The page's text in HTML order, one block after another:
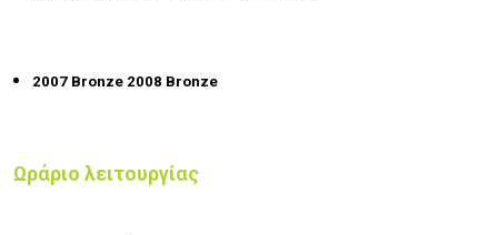
2007 Bronze 2008 Bronze
Ωράριο λειτουργίας